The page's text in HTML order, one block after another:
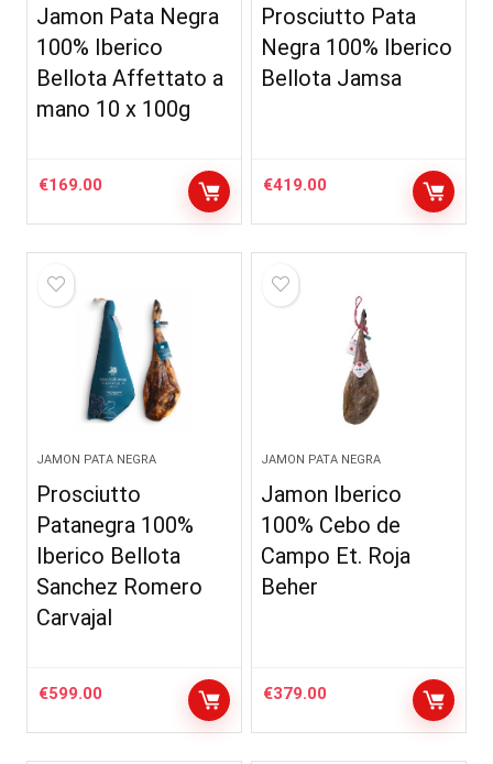
Jamon Pata Negra
100% Iberico
Bellota Affettato a
mano 10 x 100g
€169.00
Prosciutto Pata
Negra 100% Iberico
Bellota Jamsa
€419.00
JAMON PATA NEGRA
Prosciutto
Patanegra 100%
Iberico Bellota
Sanchez Romero
Carvajal
€599.00
JAMON PATA NEGRA
Jamon Iberico
100% Cebo de
Campo Et. Roja
Beher
€379.00